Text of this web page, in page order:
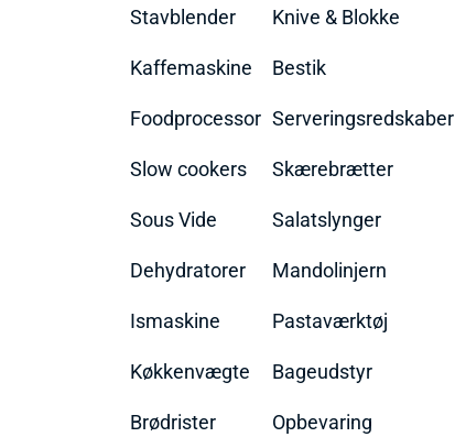
Stavblender
Kaffemaskine
Foodprocessor
Slow cookers
Sous Vide
Dehydratorer
Ismaskine
Køkkenvægte
Brødrister
Knive & Blokke
Bestik
Serveringsredskaber
Skærebrætter
Salatslynger
Mandolinjern
Pastaværktøj
Bageudstyr
Opbevaring